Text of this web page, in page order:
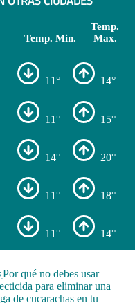
Temp. Min.
Temp.
Max.
11° 14°
11° 15°
14° 20°
11° 18°
11° 14°